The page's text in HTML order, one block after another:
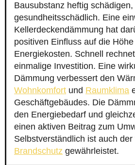
Bausubstanz heftig
gesundheitsschädlich. Eine
Kellerdeckendämmung hat
positiven Einfluss auf die
Energiekosten. Schnell
einmalige Investition. Eine
Dämmung verbessert den
Wohnkomfort und Raumklima
Geschäftgebäudes. Die
den Energiebedarf und
einen aktiven Beitrag zum
Selbstverständlich ist auch
Brandschutz gewährleistet.